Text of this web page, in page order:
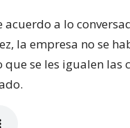
a lo
la empresa no se
se les igualen las